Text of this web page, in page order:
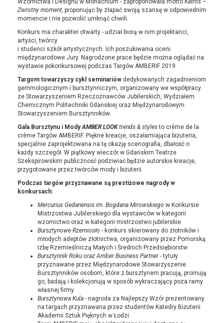
Wzornictwa i Designu w Monachium - zaproponowała motto Kairos –
Zwrotny moment, proponując by złapać swoją szansę w odpowiednim
momencie i nie pozwolić umknąć chwili.
Konkurs ma charakter otwarty - udział biorą w nim projektanci,
artyści, twórcy
i studenci szkół artystycznych. Ich poszukiwania oceni
międzynarodowe Jury. Nagrodzone prace będzie można oglądać na
wystawie pokonkursowej podczas Targów AMBERIF 2019.
Targom towarzyszy cykl seminariów dedykowanych zagadnieniom
gemmologicznym i bursztynniczym, organizowany we współpracy
ze Stowarzyszeniem Rzeczoznawców Jubilerskich, Wydziałem
Chemicznym Politechniki Gdańskiej oraz Międzynarodowym
Stowarzyszeniem Bursztynników.
Gala Bursztynu i ModyAMBER LOOKtrends & stylesto crème de la
crème Targów AMBERIF. Piękne kreacje, oszałamiająca biżuteria,
specjalnie zaprojektowana na tę okazję scenografia, dbałość o
każdy szczegół. W piątkowy wieczór w Gdańskim Teatrze
Szekspirowskim publiczność podziwiać będzie autorskie kreacje,
przygotowane przez twórców mody i biżuterii.
Podczas targów przyznawane są prestiżowe nagrody w
konkursach:
Mercurius Gedanensis im. Bogdana Mirowskiego w Konkursie
Mistrzostwa Jubilerskiego dla wystawców w kategorii
wzornictwo oraz w kategorii mistrzostwo jubilerskie
Bursztynowe Rzemiosło - konkurs skierowany do złotników i
młodych adeptów złotnictwa, organizowany przez Pomorską
Izbę Rzemieślniczą Małych i Średnich Przedsiębiorstw
Bursztynnik Roku oraz Amber Business Partner- tytuły
przyznawane przez Międzynarodowe Stowarzyszenie
Bursztynników osobom, które z bursztynem pracują, promują
go, badają i kolekcjonują w sposób wykraczający poza ramy
własnej firmy
Bursztynowa Kula - nagroda za Najlepszy Wzór prezentowany
na targach przyznawana przez studentów Katedry Biżuterii
Akademii Sztuk Pięknych w Łodzi